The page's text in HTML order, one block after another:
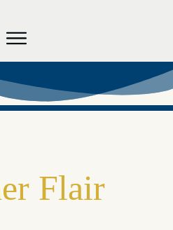
VERBAND
Flair